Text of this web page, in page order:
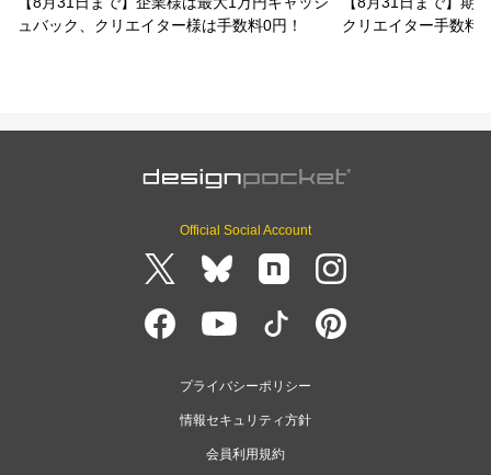
ュバック、クリエイター様は手数料0円！
クリエイター手数料
Official Social Account
プライバシーポリシー
情報セキュリティ方針
会員利用規約